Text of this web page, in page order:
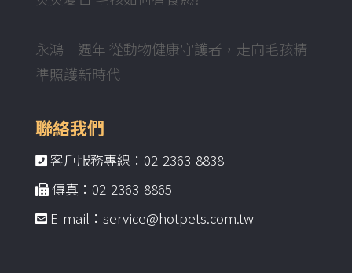
永鴻十週年 從動物健康守護者，走向毛孩精
準照護新時代
聯絡我們
客戶服務專線：02-2363-8838
傳真：02-2363-8865
E-mail：service@hotpets.com.tw